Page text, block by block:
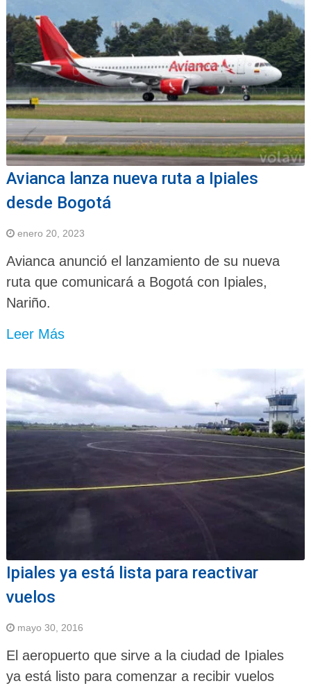
Avianca lanza nueva ruta a Ipiales
desde Bogotá
enero 20, 2023
Avianca anunció el lanzamiento de su nueva
ruta que comunicará a Bogotá con Ipiales,
Nariño.
Leer Más
Ipiales ya está lista para reactivar
vuelos
mayo 30, 2016
El aeropuerto que sirve a la ciudad de Ipiales
ya está listo para comenzar a recibir vuelos